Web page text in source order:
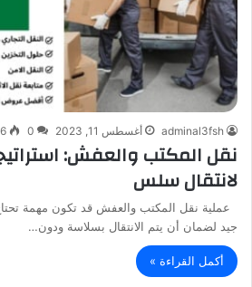
adminal3fsh أغسطس 11, 2023 0
نقل المكتب والعفش:
لانتقال سلس
عملية نقل المكتب والعفش قد تكون مهمة
جيد لضمان أن يتم الانتقال بسلاسة ودون…
أكمل القراءة »